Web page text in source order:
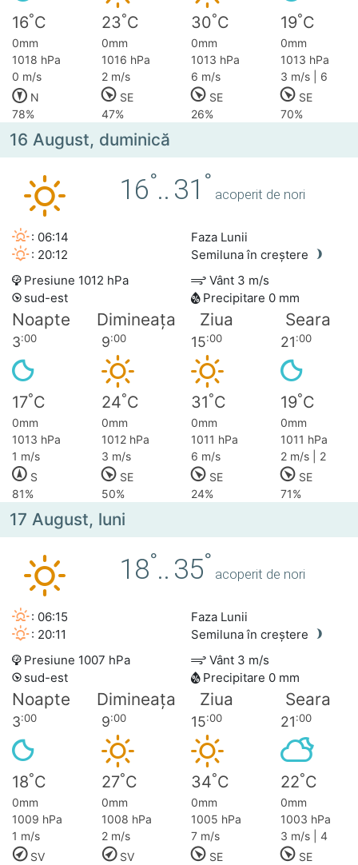
16°C 23°C 30°C 19°C
0mm 0mm 0mm
0mm
1018 hPa
1016 hPa 1013 hPa
1013 hPa
0 m/s
2 m/s 6 m/s
3 m/s | 6
N
SE SE
SE
78%
47% 26% 70%
16 August, duminică
16°.. 31 °
acoperit de nori
: 06:14
: 20:12
Faza Lunii
Semiluna în creștere
Presiune 1012 hPa
Vânt 3 m/s
sud-est
Precipitare 0 mm
Noapte Dimineața Ziua Seara
3:00 9:00 15:00 21:00
17°C 24°C 31°C 19°C
0mm 0mm 0mm
0mm
1013 hPa
1012 hPa 1011 hPa
1011 hPa
1 m/s
3 m/s 6 m/s
2 m/s | 2
S
SE SE
SE
81%
50% 24% 71%
17 August, luni
18°.. 35°
acoperit de nori
: 06:15
: 20:11
Faza Lunii
Semiluna în creștere
Presiune 1007 hPa
Vânt 3 m/s
sud-est
Precipitare 0 mm
Noapte Dimineața Ziua Seara
3:00 9:00 15:00 21:00
18°C 27°C 34°C 22°C
0mm 0mm 0mm
0mm
1009 hPa
1008 hPa 1005 hPa
1003 hPa
1 m/s
2 m/s 7 m/s
3 m/s | 4
SV
SV SE
SE